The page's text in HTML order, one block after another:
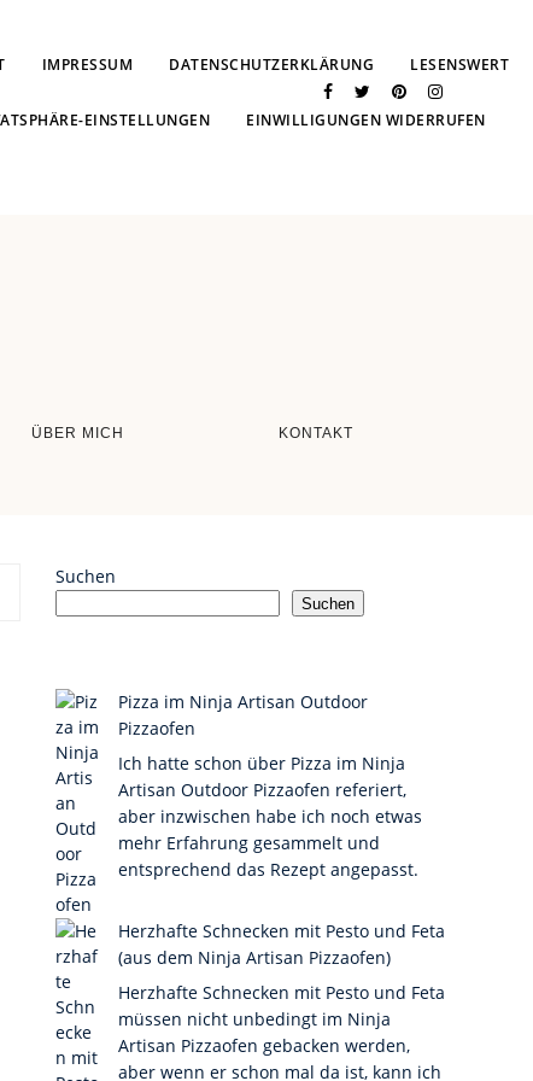
IMPRESSUM DATENSCHUTZERKLÄRUNG LESENSWERT
EINSTELLUNGEN EINWILLIGUNGEN WIDERRUFEN
ÜBER MICH KONTAKT
Suchen
Suchen
Pizza im Ninja Artisan Outdoor
Pizzaofen
Ich hatte schon über Pizza im Ninja
Artisan Outdoor Pizzaofen referiert,
aber inzwischen habe ich noch etwas
mehr Erfahrung gesammelt und
entsprechend das Rezept angepasst.
Herzhafte Schnecken mit Pesto und Feta
(aus dem Ninja Artisan Pizzaofen)
Herzhafte Schnecken mit Pesto und Feta
müssen nicht unbedingt im Ninja
Artisan Pizzaofen gebacken werden,
aber wenn er schon mal da ist, kann ich